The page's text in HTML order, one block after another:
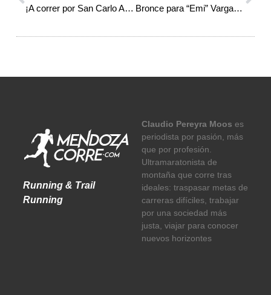
¡A correr por San Carlo Acutis! Bronce para “Emi” Vargas en los JADAR
Running & Trail
Running
Claudio Pereyra Moos es
periodista por pasión, más
que por profesión.
Ultramaratonista de
montaña que corre tras
ideales: traspasar metas de
carreras difíciles, trabajar
por una sociedad más
justa, viajar para conocer
nuevos horizontes